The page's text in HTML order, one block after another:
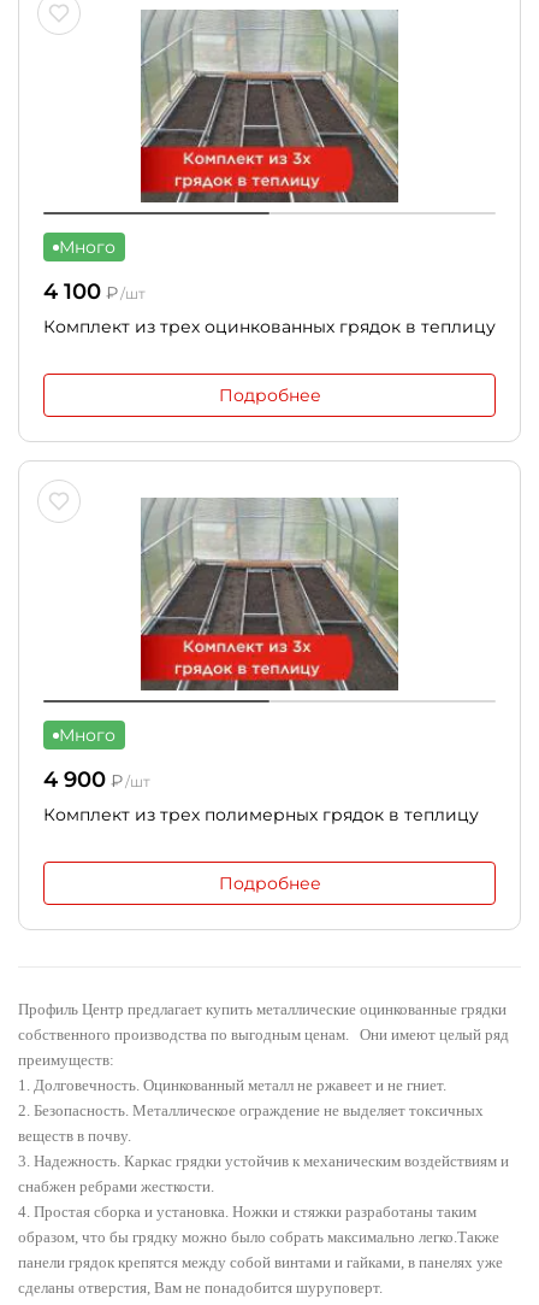
Много
4 100 ₽/шт
Комплект из трех оцинкованных грядок в теплицу
Подробнее
Много
4 900 ₽/шт
Комплект из трех полимерных грядок в теплицу
Подробнее
Профиль Центр предлагает купить металлические оцинкованные грядки
собственного производства по выгодным ценам. Они имеют целый ряд
преимуществ:
1. Долговечность. Оцинкованный металл не ржавеет и не гниет.
2. Безопасность. Металлическое ограждение не выделяет токсичных
веществ в почву.
3. Надежность. Каркас грядки устойчив к механическим воздействиям и
снабжен ребрами жесткости.
4. Простая сборка и установка. Ножки и стяжки разработаны таким
образом, что бы грядку можно было собрать максимально легко.Также
панели грядок крепятся между собой винтами и гайками, в панелях уже
сделаны отверстия, Вам не понадобится шуруповерт.